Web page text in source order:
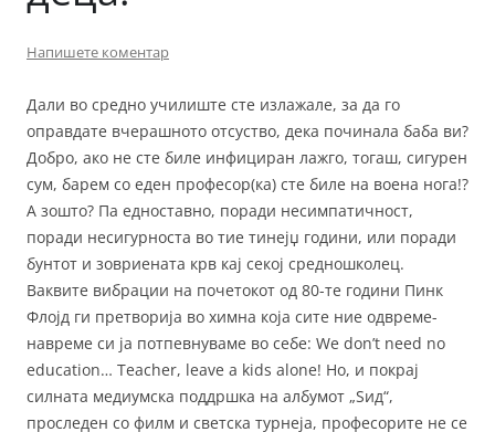
Напишете коментар
Дали во средно училиште сте излажале, за да го
оправдате вчерашното отсуство, дека починала баба ви?
Добро, ако не сте биле инфициран лажго, тогаш, сигурен
сум, барем со еден професор(ка) сте биле на воена нога!?
А зошто? Па едноставно, поради несимпатичност,
поради несигурноста во тие тинејџ години, или поради
бунтот и зовриената крв кај секој средношколец.
Ваквите вибрации на почетокот од 80-те години Пинк
Флојд ги претворија во химна која сите ние одвреме-
навреме си ја потпевнуваме во себе: We don’t need no
education… Teacher, leave a kids alone! Но, и покрај
силната медиумска поддршка на албумот „Ѕид“,
проследен со филм и светска турнеја, професорите не се